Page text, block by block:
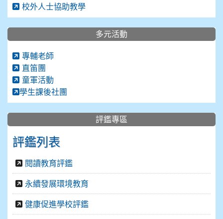
校外人士協助教學
多元活動
專輔老師
直笛團
童軍活動
學生課後社團
評鑑專區
評鑑列表
閱讀教育評鑑
永續發展環境教育
健康促進學校評鑑